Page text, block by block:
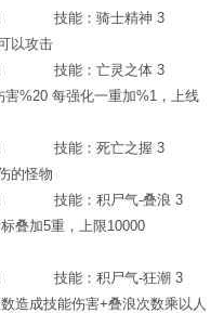
学习 技能：骑士精神 3
可以攻击
学习 技能：亡灵之体 3
%20 每强化一重加%1，上线
学习 技能：死亡之握 3
伤的怪物
习 技能：积尸气-叠浪 3
标叠加5重，上限10000
习 技能：积尸气-狂潮 3
成技能伤害+叠浪次数乘以人